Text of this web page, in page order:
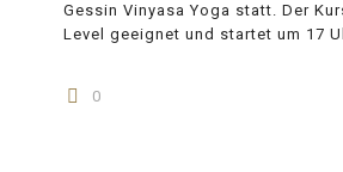
Gessin Vinyasa Yoga statt. Der
Level geeignet und startet um 17
0